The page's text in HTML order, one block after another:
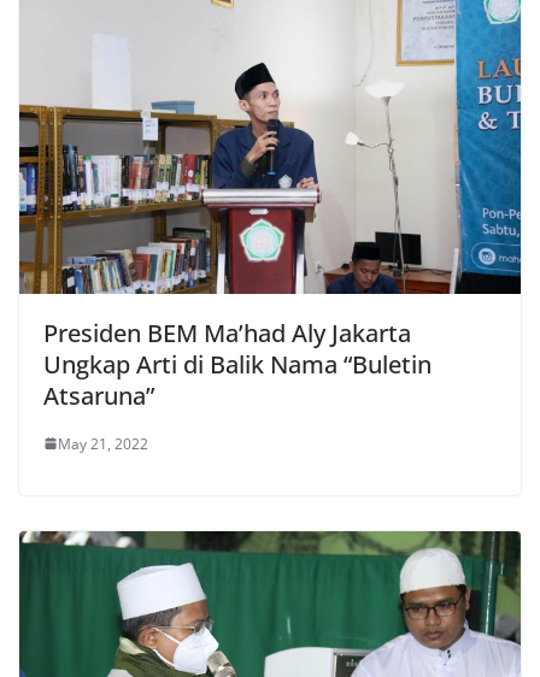
Presiden BEM Ma’had Aly Jakarta
Ungkap Arti di Balik Nama “Buletin
Atsaruna”
May 21, 2022